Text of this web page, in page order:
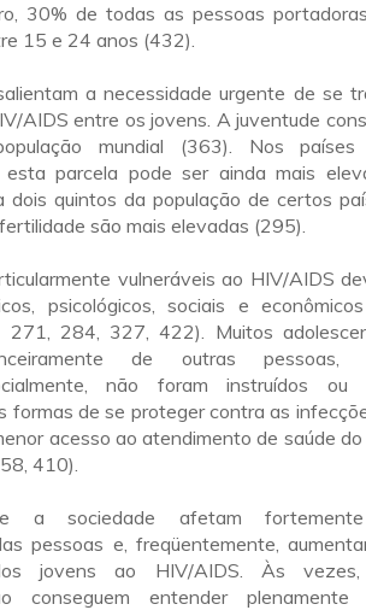
30% de todas as pessoas
15 e 24 anos (432).
a necessidade urgente de se
AIDS entre os jovens. A juventude
mundial (363). Nos países
esta parcela pode ser ainda mais
dois quintos da população de certos
são mais elevadas (295).
vulneráveis ao HIV/AIDS
psicológicos, sociais e
271, 284, 327, 422). Muitos
de outras pessoas,
não foram instruídos ou
formas de se proteger contra as
acesso ao atendimento de saúde do
410).
a sociedade afetam
pessoas e, freqüentemente,
jovens ao HIV/AIDS. Às
conseguem entender plenamente